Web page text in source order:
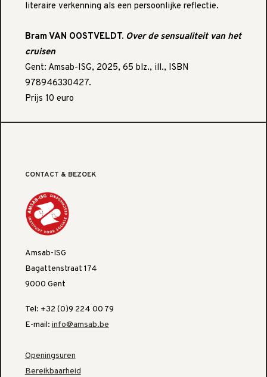
literaire verkenning als een persoonlijke reflectie.
Bram VAN OOSTVELDT. Over de sensualiteit van het
cruisen
Gent: Amsab-ISG, 2025, 65 blz., ill., ISBN
978946330427.
Prijs 10 euro
CONTACT & BEZOEK
Amsab-ISG
Bagattenstraat 174
9000 Gent
Tel: +32 (0)9 224 00 79
E-mail: info@amsab.be
Openingsuren
Bereikbaarheid